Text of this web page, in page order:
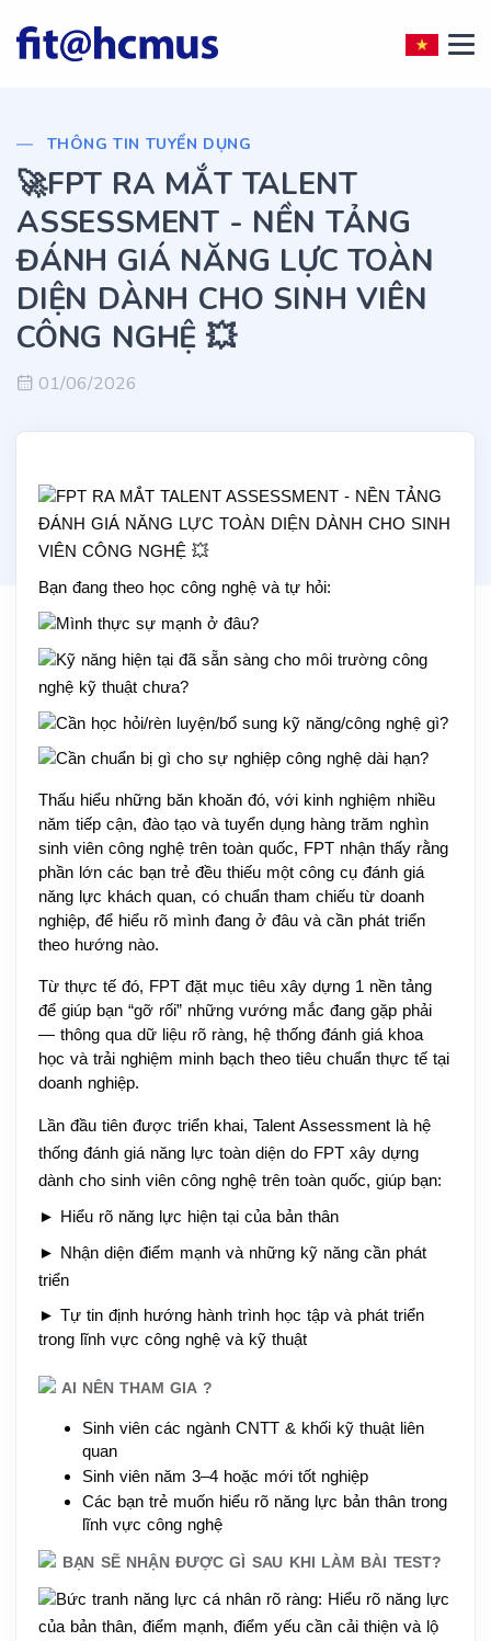
THÔNG TIN TUYỂN DỤNG
🚀FPT RA MẮT TALENT
ASSESSMENT - NỀN TẢNG
ĐÁNH GIÁ NĂNG LỰC TOÀN
DIỆN DÀNH CHO SINH VIÊN
CÔNG NGHỆ 💥
01/06/2026
FPT RA MẮT TALENT ASSESSMENT - NỀN TẢNG
ĐÁNH GIÁ NĂNG LỰC TOÀN DIỆN DÀNH CHO SINH
VIÊN CÔNG NGHỆ 💥
Bạn đang theo học công nghệ và tự hỏi:
Mình thực sự mạnh ở đâu?
Kỹ năng hiện tại đã sẵn sàng cho môi trường công
nghệ kỹ thuật chưa?
Cần học hỏi/rèn luyện/bổ sung kỹ năng/công nghệ gì?
Cần chuẩn bị gì cho sự nghiệp công nghệ dài hạn?
Thấu hiểu những băn khoăn đó, với kinh nghiệm nhiều
năm tiếp cận, đào tạo và tuyển dụng hàng trăm nghìn
sinh viên công nghệ trên toàn quốc, FPT nhận thấy rằng
phần lớn các bạn trẻ đều thiếu một công cụ đánh giá
năng lực khách quan, có chuẩn tham chiếu từ doanh
nghiệp, để hiểu rõ mình đang ở đâu và cần phát triển
theo hướng nào.
Từ thực tế đó, FPT đặt mục tiêu xây dựng 1 nền tảng
để giúp bạn “gỡ rối” những vướng mắc đang gặp phải
— thông qua dữ liệu rõ ràng, hệ thống đánh giá khoa
học và trải nghiệm minh bạch theo tiêu chuẩn thực tế tại
doanh nghiệp.
Lần đầu tiên được triển khai, Talent Assessment là hệ
thống đánh giá năng lực toàn diện do FPT xây dựng
dành cho sinh viên công nghệ trên toàn quốc, giúp bạn:
► Hiểu rõ năng lực hiện tại của bản thân
► Nhận diện điểm mạnh và những kỹ năng cần phát
triển
► Tự tin định hướng hành trình học tập và phát triển
trong lĩnh vực công nghệ và kỹ thuật
AI NÊN THAM GIA ?
Sinh viên các ngành CNTT & khối kỹ thuật liên
quan
Sinh viên năm 3–4 hoặc mới tốt nghiệp
Các bạn trẻ muốn hiểu rõ năng lực bản thân trong
lĩnh vực công nghệ
BẠN SẼ NHẬN ĐƯỢC GÌ SAU KHI LÀM BÀI TEST?
Bức tranh năng lực cá nhân rõ ràng: Hiểu rõ năng lực
của bản thân, điểm mạnh, điểm yếu cần cải thiện và lộ